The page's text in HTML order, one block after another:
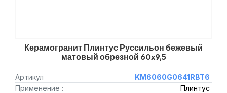
Керамогранит Плинтус Руссильон бежевый
матовый обрезной 60x9,5
Артикул
KM6060G0641RBT6
Применение :
Плинтус